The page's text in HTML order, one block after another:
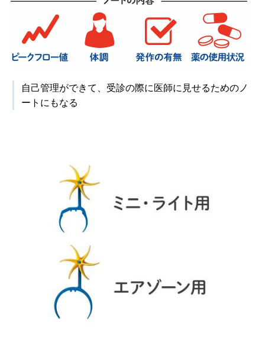
自己管理ができて、受診の際に医師に見せるためのノ
ートにもなる